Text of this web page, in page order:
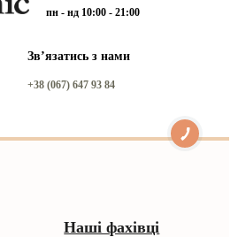
пн - нд 10:00 - 21:00
Звʼязатись з нами
+38 (067) 647 93 84
Наші фахівці